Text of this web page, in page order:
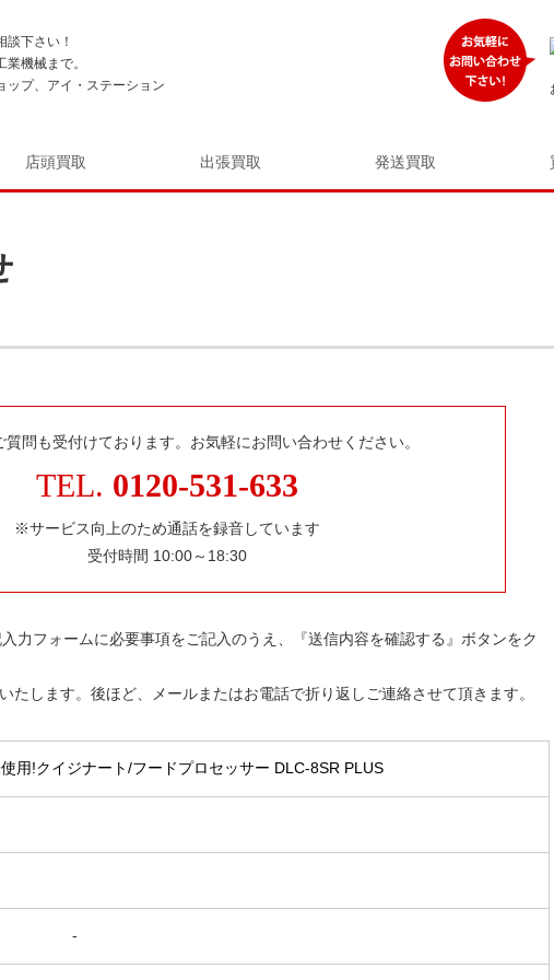
談下さい！
機械まで。
ップ、アイ・ステーション
店頭買取 出張買取 発送買取
質問も受付けております。お気軽にお問い合わせください。
TEL. 0120-531-633
※サービス向上のため通話を録音しています
受付時間 10:00～18:30
力フォームに必要事項をご記入のうえ、『送信内容を確認する』ボタンをク
たします。後ほど、メールまたはお電話で折り返しご連絡させて頂きます。
-